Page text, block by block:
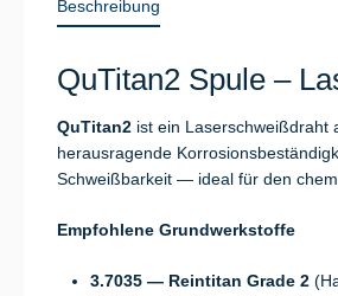
Beschreibung
QuTitan2 Spule –
QuTitan2 ist ein Laserschweißdraht
herausragende
Schweißbarkeit — ideal für den
Empfohlene Grundwerkstoffe
3.7035 — Reintitan Grade 2